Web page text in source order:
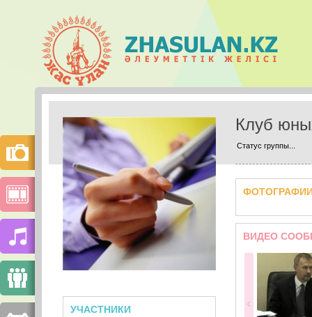
Клуб
Статус группы...
УЧАСТНИКИ
ВИДЕО